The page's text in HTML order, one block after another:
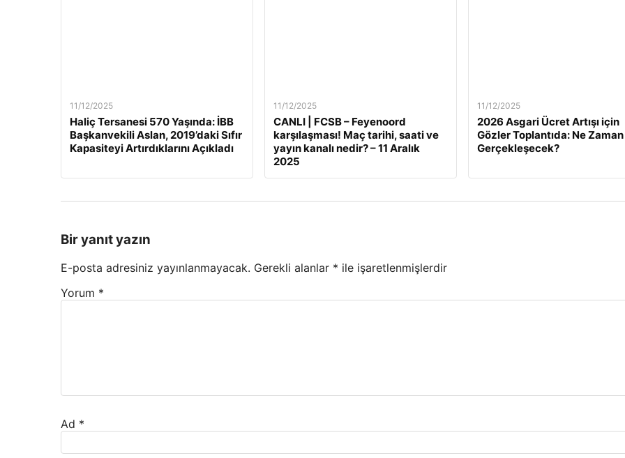
11/12/2025
Haliç Tersanesi 570 Yaşında: İBB
Başkanvekili Aslan, 2019’daki Sıfır
Kapasiteyi Artırdıklarını Açıkladı
11/12/2025
CANLI | FCSB – Feyenoord
karşılaşması! Maç tarihi, saati ve
yayın kanalı nedir? – 11 Aralık
2025
11/12/2025
2026 Asgari Ücret Artışı için
Gözler Toplantıda: Ne Zaman
Gerçekleşecek?
Bir yanıt yazın
E-posta adresiniz yayınlanmayacak. Gerekli alanlar * ile işaretlenmişlerdir
Yorum *
Ad *